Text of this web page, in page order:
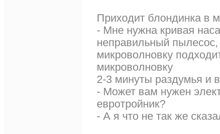
Приходит блондинка в
- Мне нужна кривая
неправильный
микроволновку
микроволновку
2-3 минуты раздумья и
- Может вам нужен
евротройник?
- А я что не так же